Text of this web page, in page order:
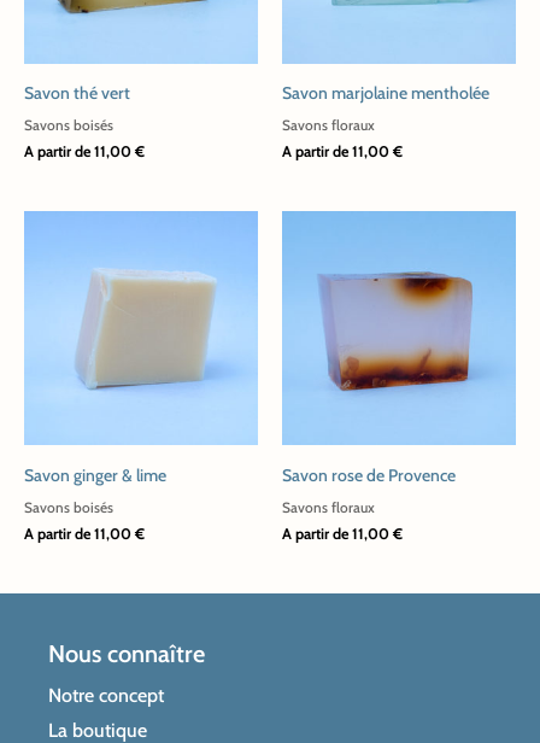
Savon thé vert
Savons boisés
A partir de11,00 €
peuvent
être
choisies
sur
Savon marjolaine mentholée
Savons floraux
A partir de11,00 €
peuvent
être
choisies
sur
produit
Savon ginger & lime
Savons boisés
A partir de11,00 €
plusieurs
variations.
peuvent
être
choisies
sur
produit
Savon rose de Provence
Savons floraux
A partir de11,00 €
variations.
peuvent
être
choisies
sur
Nous connaître
Notre concept
La boutique